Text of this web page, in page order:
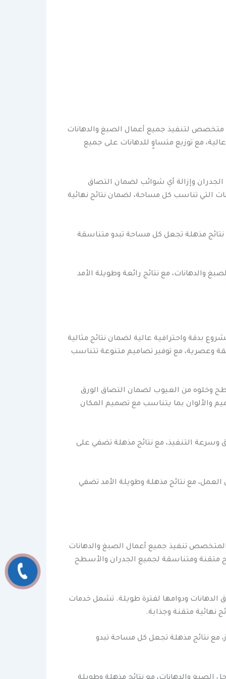
لتنفيذ جميع أعمال الصبغ والدهانات
مع توزيع متساوٍ للدهانات على جميع
وإزالة أي شوائب لضمان التصاق
التي تناسب كل مساحة، لضمان نتائج نهائية
نتائج مذهلة تجعل كل مساحة تبدو متناسقة
مع نتائج رائعة وطويلة الأمد
بدقة واحترافية عالية لضمان نتائج مثالية
وعصرية، مع توفير تصاميم متنوعة تتناسب
وخلوه من العيوب لضمان التصاق الورق
والألوان بما يتناسب مع تصميم المكان
وسرعة التنفيذ، مع نتائج مذهلة تضفي على
مع نتائج مذهلة وطويلة الأمد تضفي
تنفيذ جميع أعمال الصبغ والدهانات
متقنة ومتناسقة لجميع الجدران والأسطح
ودوامها لفترة طويلة. تشمل خدمات
نهائية متقنة وجذابة.
مع نتائج مذهلة تجعل كل مساحة تبدو